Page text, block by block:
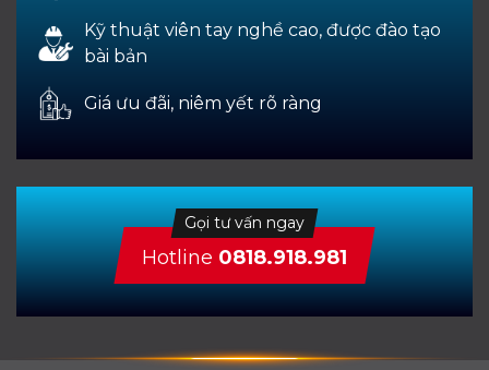
Kỹ thuật viên tay nghề cao, được đào tạo
bài bản
Giá ưu đãi, niêm yết rõ ràng
Gọi tư vấn ngay
Hotline 0818.918.981